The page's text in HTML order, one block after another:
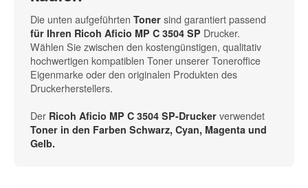
Die unten aufgeführten Toner sind garantiert passend
für Ihren Ricoh Aficio MP C 3504 SP Drucker.
Wählen Sie zwischen den kostengünstigen, qualitativ
hochwertigen kompatiblen Toner unserer Toneroffice
Eigenmarke oder den originalen Produkten des
Druckerherstellers.
Der Ricoh Aficio MP C 3504 SP-Drucker verwendet
Toner in den Farben Schwarz, Cyan, Magenta und
Gelb.